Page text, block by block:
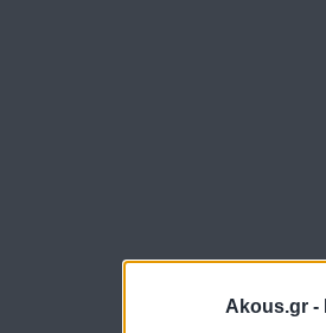
Akous.gr -